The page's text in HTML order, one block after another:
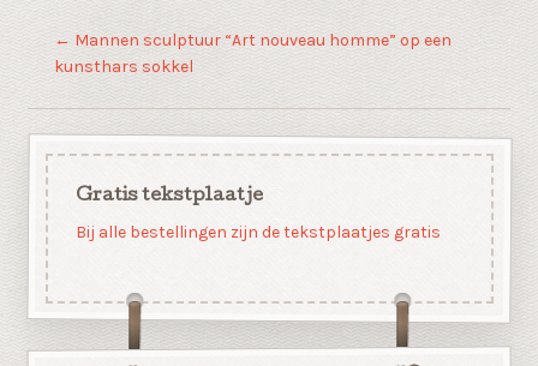
← Mannen sculptuur “Art nouveau homme” op een
kunsthars sokkel
Gratis tekstplaatje
Bij alle bestellingen zijn de tekstplaatjes gratis